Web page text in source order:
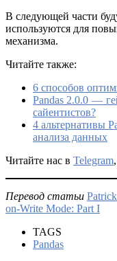
В следующей части
используются для
механизма.
Читайте также:
6 способов
Pandas 2.0.0 —
сайентистов?
4 альтернативы
анализа данных
Читайте нас в Telegram,
Перевод статьи
on-Write Mode: Part I
TAGS
Pandas